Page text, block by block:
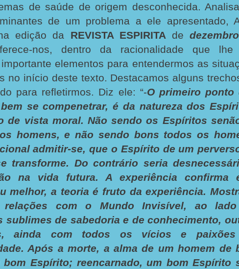
de saúde de origem desconhecida.
de um problema a ele apresentado,
edição da REVISTA ESPIRITA de
nos, dentro da racionalidade que lhe
elementos para entendermos as
no início deste texto. Destacamos alguns
para refletirmos. Diz ele: “-O primeiro ponto
se compenetrar, é da natureza dos
de vista moral. Não sendo os Espíritos
homens, e não sendo bons todos os
admitir-se, que o Espírito de um
transforme. Do contrário seria
na vida futura. A experiência confirma
melhor, a teoria é fruto da experiência.
com o Mundo Invisível, ao
sublimes de sabedoria e de conhecimento,
ainda com todos os vícios e
Após a morte, a alma de um homem de
bom Espírito; reencarnado, um bom Espírito